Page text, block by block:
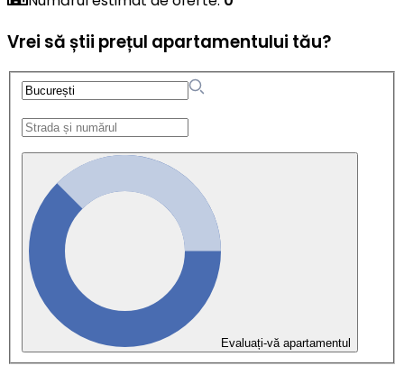
Vrei să știi prețul apartamentului tău?
Evaluați-vă apartamentul